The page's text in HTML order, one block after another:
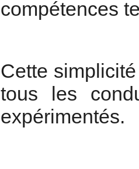
compétences
Cette
tous les
expérimentés.